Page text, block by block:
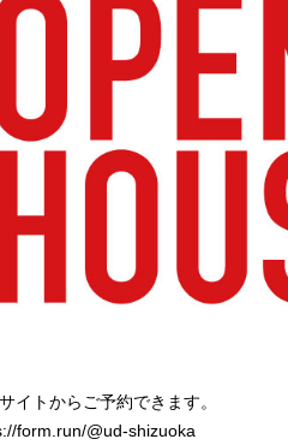
イトからご予約できます。
form.run/@ud-shizuoka